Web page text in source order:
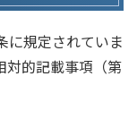
に規定されていま
対的記載事項（第